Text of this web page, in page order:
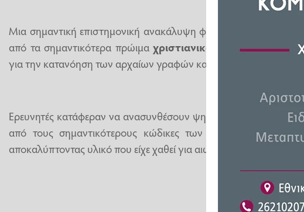
Μια σημαντική επιστημονική ανακάλυψη φέρνει στο φως
από τα σημαντικότερα πρώιμα χριστιανικά
χειρόγραφα,
για την κατανόηση των αρχαίων γραφών και της εξέλιξης της
Ερευνητές κατάφεραν να ανασυνθέσουν ψηφιακά
από τους σημαντικότερους κώδικες των πρώιμων κειμένων
αποκαλύπτοντας υλικό που είχε χαθεί για αιώνες